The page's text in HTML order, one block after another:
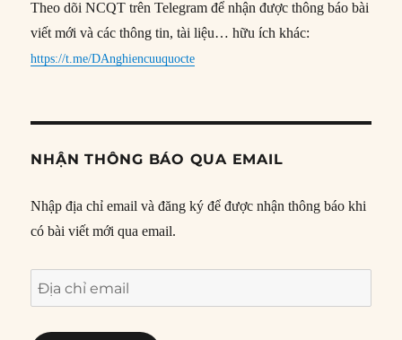
Theo dõi NCQT trên Telegram để nhận được thông báo bài
viết mới và các thông tin, tài liệu… hữu ích khác:
https://t.me/DAnghiencuuquocte
NHẬN THÔNG BÁO QUA EMAIL
Nhập địa chỉ email và đăng ký để được nhận thông báo khi
có bài viết mới qua email.
Địa
chỉ
email